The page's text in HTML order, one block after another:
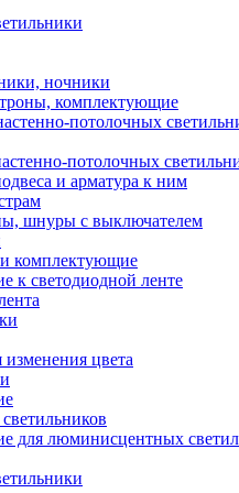
ночники
комплектующие
потолочных
потолочных
и арматура к ним
шнуры с выключателем
и комплектующие
к светодиодной ленте
цвета
для люминисцентных